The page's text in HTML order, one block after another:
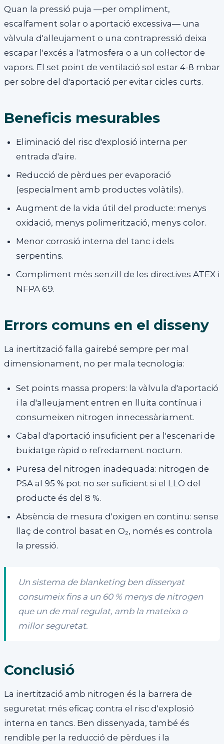
Quan la pressió puja —per ompliment,
escalfament solar o aportació excessiva— una
vàlvula d'alleujament o una contrapressió deixa
escapar l'excés a l'atmosfera o a un col·lector de
vapors. El set point de ventilació sol estar 4-8 mbar
per sobre del d'aportació per evitar cicles curts.
Beneficis mesurables
Eliminació del risc d'explosió interna per
entrada d'aire.
Reducció de pèrdues per evaporació
(especialment amb productes volàtils).
Augment de la vida útil del producte: menys
oxidació, menys polimerització, menys color.
Menor corrosió interna del tanc i dels
serpentins.
Compliment més senzill de les directives ATEX i
NFPA 69.
Errors comuns en el disseny
La inertització falla gairebé sempre per mal
dimensionament, no per mala tecnologia:
Set points massa propers: la vàlvula d'aportació
i la d'alleujament entren en lluita contínua i
consumeixen nitrogen innecessàriament.
Cabal d'aportació insuficient per a l'escenari de
buidatge ràpid o refredament nocturn.
Puresa del nitrogen inadequada: nitrogen de
PSA al 95 % pot no ser suficient si el LLO del
producte és del 8 %.
Absència de mesura d'oxigen en continu: sense
llaç de control basat en O₂, només es controla
la pressió.
Un sistema de blanketing ben dissenyat
consumeix fins a un 60 % menys de nitrogen
que un de mal regulat, amb la mateixa o
millor seguretat.
Conclusió
La inertització amb nitrogen és la barrera de
seguretat més eficaç contra el risc d'explosió
interna en tancs. Ben dissenyada, també és
rendible per la reducció de pèrdues i la